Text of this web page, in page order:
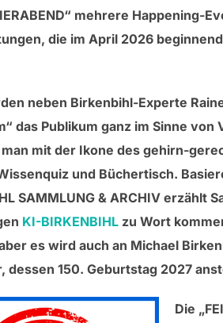
mehrere Happening-
die im April 2026
neben Birkenbihl-Experte
das Publikum ganz im Sinne
mit der Ikone des gehirn-
und Büchertisch.
SAMMLUNG & ARCHIV erzählt
KI-BIRKENBIHL zu Wort
es wird auch an Michael
dessen 150. Geburtstag 2027
Die